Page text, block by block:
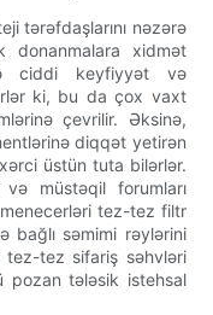
tərəfdaşlarını nəzərə
donanmalara xidmət
ciddi keyfiyyət və
ki, bu da çox vaxt
çevrilir. Əksinə,
diqqət yetirən
üstün tuta bilərlər.
müstəqil forumları
tez-tez filtr
bağlı səmimi rəylərini
tez-tez sifariş səhvləri
pozan tələsik istehsal